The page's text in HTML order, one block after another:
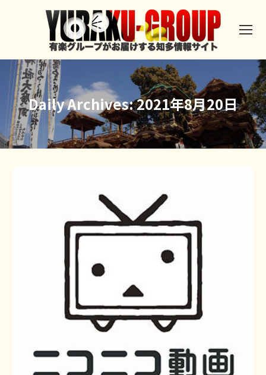
Daily Archives:2021年8月20日